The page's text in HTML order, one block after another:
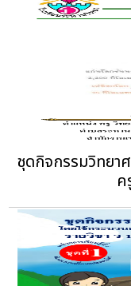
ชุดกิจกรรมวิทยา